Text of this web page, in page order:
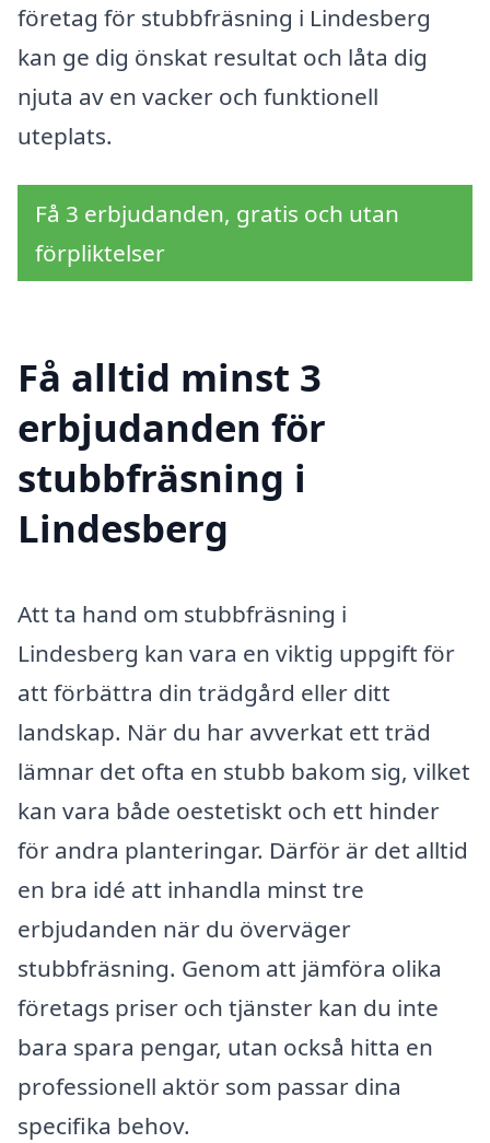
företag för stubbfräsning i Lindesberg
kan ge dig önskat resultat och låta dig
njuta av en vacker och funktionell
uteplats.
Få 3 erbjudanden, gratis och utan
förpliktelser
Få alltid minst 3
erbjudanden för
stubbfräsning i
Lindesberg
Att ta hand om stubbfräsning i
Lindesberg kan vara en viktig uppgift för
att förbättra din trädgård eller ditt
landskap. När du har avverkat ett träd
lämnar det ofta en stubb bakom sig, vilket
kan vara både oestetiskt och ett hinder
för andra planteringar. Därför är det alltid
en bra idé att inhandla minst tre
erbjudanden när du överväger
stubbfräsning. Genom att jämföra olika
företags priser och tjänster kan du inte
bara spara pengar, utan också hitta en
professionell aktör som passar dina
specifika behov.